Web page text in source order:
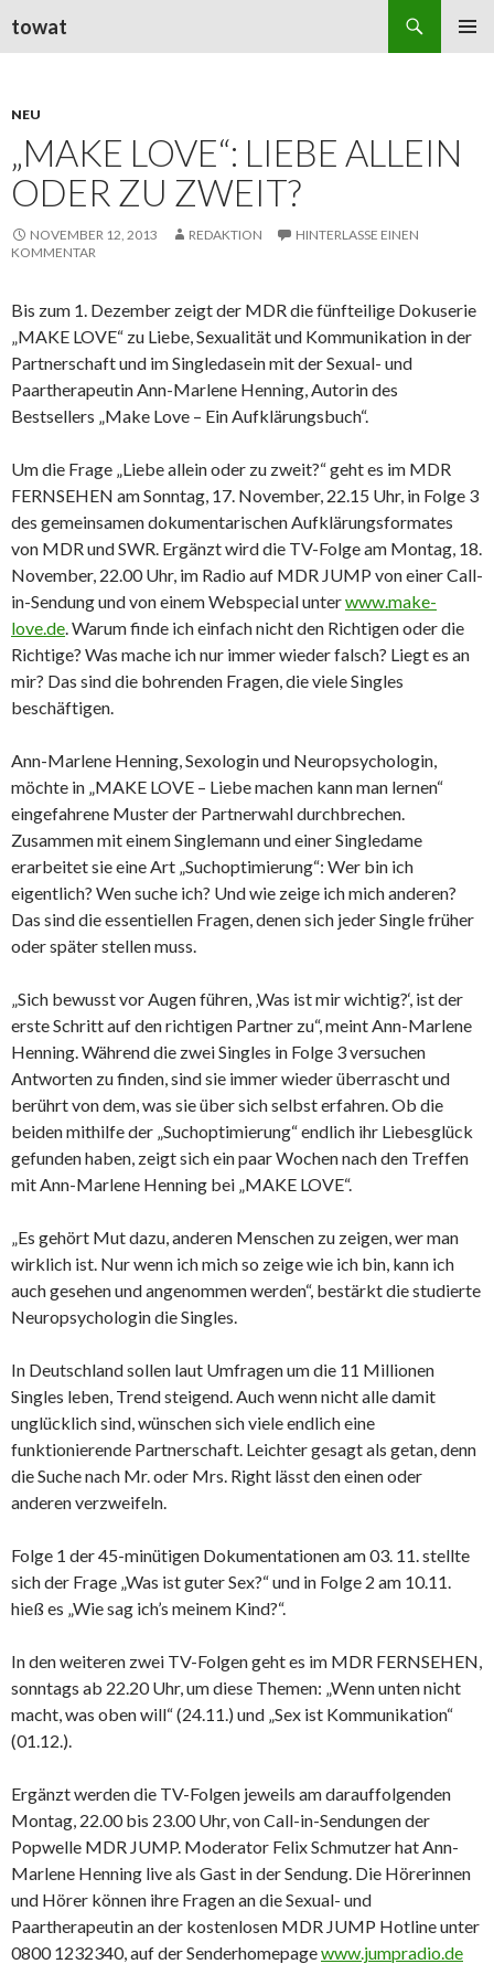
towat
NEU
„MAKE LOVE“: LIEBE ALLEIN
ODER ZU ZWEIT?
NOVEMBER 12, 2013 REDAKTION
HINTERLASSE EINEN
KOMMENTAR
Bis zum 1. Dezember zeigt der MDR die fünfteilige Dokuserie
„MAKE LOVE“ zu Liebe, Sexualität und Kommunikation in der
Partnerschaft und im Singledasein mit der Sexual- und
Paartherapeutin Ann-Marlene Henning, Autorin des
Bestsellers „Make Love – Ein Aufklärungsbuch“.
Um die Frage „Liebe allein oder zu zweit?“ geht es im MDR
FERNSEHEN am Sonntag, 17. November, 22.15 Uhr, in Folge 3
des gemeinsamen dokumentarischen Aufklärungsformates
von MDR und SWR. Ergänzt wird die TV-Folge am Montag, 18.
November, 22.00 Uhr, im Radio auf MDR JUMP von einer Call-
in-Sendung und von einem Webspecial unterwww.make-
love.de. Warum finde ich einfach nicht den Richtigen oder die
Richtige? Was mache ich nur immer wieder falsch? Liegt es an
mir? Das sind die bohrenden Fragen, die viele Singles
beschäftigen.
Ann-Marlene Henning, Sexologin und Neuropsychologin,
möchte in „MAKE LOVE – Liebe machen kann man lernen“
eingefahrene Muster der Partnerwahl durchbrechen.
Zusammen mit einem Singlemann und einer Singledame
erarbeitet sie eine Art „Suchoptimierung“: Wer bin ich
eigentlich? Wen suche ich? Und wie zeige ich mich anderen?
Das sind die essentiellen Fragen, denen sich jeder Single früher
oder später stellen muss.
„Sich bewusst vor Augen führen, ‚Was ist mir wichtig?‘, ist der
erste Schritt auf den richtigen Partner zu“, meint Ann-Marlene
Henning. Während die zwei Singles in Folge 3 versuchen
Antworten zu finden, sind sie immer wieder überrascht und
berührt von dem, was sie über sich selbst erfahren. Ob die
beiden mithilfe der „Suchoptimierung“ endlich ihr Liebesglück
gefunden haben, zeigt sich ein paar Wochen nach den Treffen
mit Ann-Marlene Henning bei „MAKE LOVE“.
„Es gehört Mut dazu, anderen Menschen zu zeigen, wer man
wirklich ist. Nur wenn ich mich so zeige wie ich bin, kann ich
auch gesehen und angenommen werden“, bestärkt die studierte
Neuropsychologin die Singles.
In Deutschland sollen laut Umfragen um die 11 Millionen
Singles leben, Trend steigend. Auch wenn nicht alle damit
unglücklich sind, wünschen sich viele endlich eine
funktionierende Partnerschaft. Leichter gesagt als getan, denn
die Suche nach Mr. oder Mrs. Right lässt den einen oder
anderen verzweifeln.
Folge 1 der 45-minütigen Dokumentationen am 03. 11. stellte
sich der Frage „Was ist guter Sex?“ und in Folge 2 am 10.11.
hieß es „Wie sag ich’s meinem Kind?“.
In den weiteren zwei TV-Folgen geht es im MDR FERNSEHEN,
sonntags ab 22.20 Uhr, um diese Themen: „Wenn unten nicht
macht, was oben will“ (24.11.) und „Sex ist Kommunikation“
(01.12.).
Ergänzt werden die TV-Folgen jeweils am darauffolgenden
Montag, 22.00 bis 23.00 Uhr, von Call-in-Sendungen der
Popwelle MDR JUMP. Moderator Felix Schmutzer hat Ann-
Marlene Henning live als Gast in der Sendung. Die Hörerinnen
und Hörer können ihre Fragen an die Sexual- und
Paartherapeutin an der kostenlosen MDR JUMP Hotline unter
0800 1232340, auf der Senderhomepagewww.jumpradio.de